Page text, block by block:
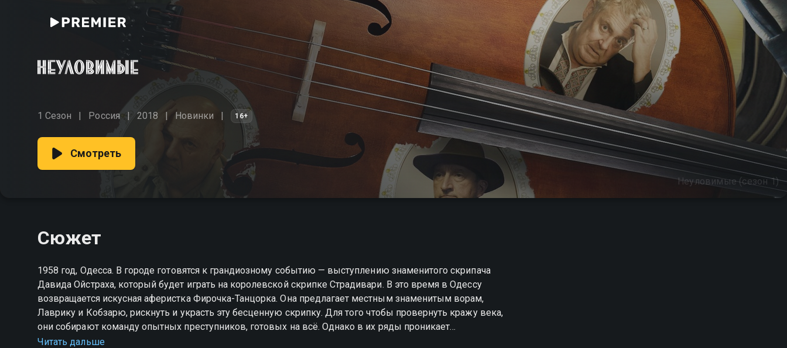
1 Сезон Россия 2018 Новинки 16+
Неуловимые (сезон 1)
Смотреть
Сюжет
1958 год, Одесса. В городе готовятся к грандиозному событию — выступлению знаменитого скрипача
Давида Ойстраха, который будет играть на королевской скрипке Страдивари. В это время в Одессу
возвращается искусная аферистка Фирочка-Танцорка. Она предлагает местным знаменитым ворам,
Лаврику и Кобзарю, рискнуть и украсть эту бесценную скрипку. Для того чтобы провернуть кражу века,
они собирают команду опытных преступников, готовых на всё. Однако в их ряды проникает
милиционер, работающий под прикрытием, который намерен разоблачить всю шайку и отправить её за
Читать дальше